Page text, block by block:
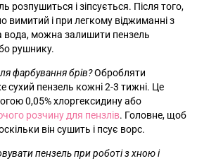
розпушиться і зіпсується. Після того,
вимитий і при легкому віджиманні з
вода, можна залишити пензель
рушнику.
фарбування брів?Обробляти
сухий пензель кожні 2-3 тижні. Це
0,05% хлоргексидину або
розчину для пензлів. Головне, щоб
він сушить і псує ворс.
пензель при роботі з хною і